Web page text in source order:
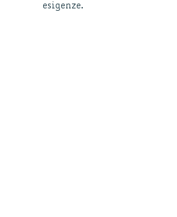
esigenze.